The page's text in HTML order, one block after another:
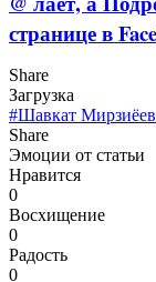
странице в
Share
Загрузка
#Шавкат Мирзиёев
Share
Эмоции от статьи
Нравится
0
Восхищение
0
Радость
0